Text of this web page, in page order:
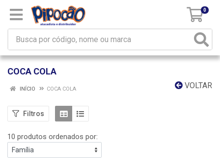
0
COCA COLA
VOLTAR
INÍCIO COCA COLA
Filtros
10 produtos ordenados por: